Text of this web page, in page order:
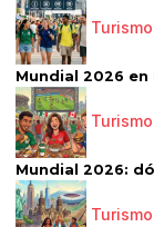
Turismo
Mundial 2026
Turismo
Mundial 2026:
Turismo